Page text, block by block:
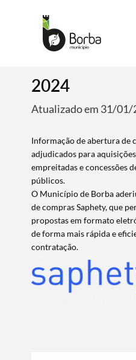
2024
Atualizado em 31/01/
Informação de abertura de
adjudicados para
empreitadas e concessões
públicos.
O Município de Borba
de compras Saphety, que
propostas em formato
de forma mais rápida e
contratação.